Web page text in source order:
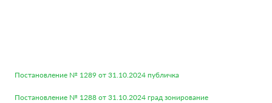
Постановление № 1289 от 31.10.2024 публичка
Постановление № 1288 от 31.10.2024 град зонирование